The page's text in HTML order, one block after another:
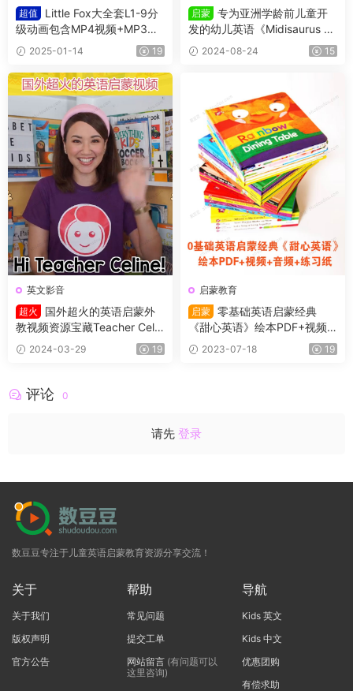
超值
Little Fox大全套L1-9分
级动画包含MP4视频+MP3
+原文/绘本 适合各阶段英语学
习
2025-01-14 19
启蒙 专为亚洲学龄前儿童开
发的幼儿英语《Midisaurus En
glish米迪英语》1-6级绘本+歌
曲动画
2024-08-24 15
英文影音
超火
国外超火的英语启蒙外
教视频资源宝藏Teacher Celin
e英语启蒙课程 共113集
2024-03-29 19
启蒙教育
启蒙 零基础英语启蒙经典
《甜心英语》绘本PDF+视频
+音频+练习纸
2023-07-18 19
评论 0
请先 登录
数豆豆专注于儿童英语启蒙教育资源分享交流！
关于
关于我们
版权声明
官方公告
帮助
常见问题
提交工单
网站留言(有问题可以
这里咨询)
导航
Kids 英文
Kids 中文
优惠团购
有偿求助